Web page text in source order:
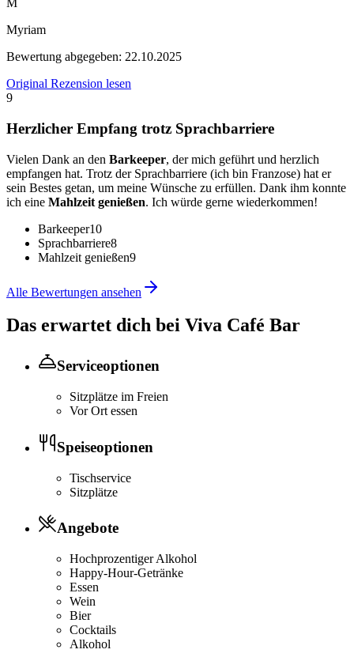
M
Myriam
Bewertung abgegeben: 22.10.2025
Original Rezension lesen
9
Herzlicher Empfang trotz Sprachbarriere
Vielen Dank an den Barkeeper, der mich geführt und herzlich
empfangen hat. Trotz der Sprachbarriere (ich bin Franzose) hat er
sein Bestes getan, um meine Wünsche zu erfüllen. Dank ihm konnte
ich eine Mahlzeit genießen. Ich würde gerne wiederkommen!
Barkeeper10
Sprachbarriere8
Mahlzeit genießen9
Alle Bewertungen ansehen
Das erwartet dich bei Viva Café Bar
Serviceoptionen
Sitzplätze im Freien
Vor Ort essen
Speiseoptionen
Tischservice
Sitzplätze
Angebote
Hochprozentiger Alkohol
Happy-Hour-Getränke
Essen
Wein
Bier
Cocktails
Alkohol